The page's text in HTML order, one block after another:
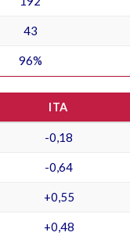
43
96%
ITA
-0,18
-0,64
+0,55
+0,48